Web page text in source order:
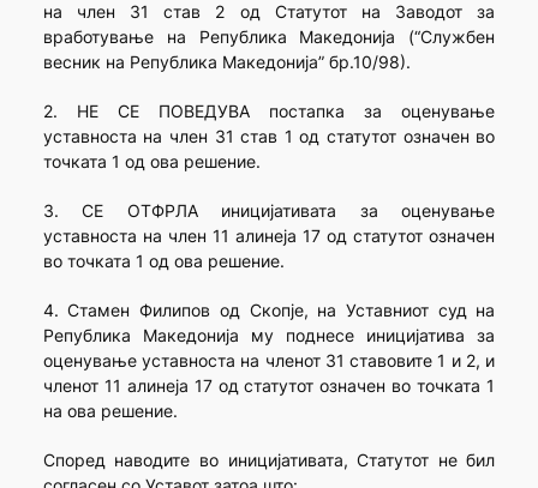
на член 31 став 2 од Статутот на Заводот за
вработување на Република Македонија (“Службен
весник на Република Македонија” бр.10/98).
2. НЕ СЕ ПОВЕДУВА постапка за оценување
уставноста на член 31 став 1 од статутот означен во
точката 1 од ова решение.
3. СЕ ОТФРЛА иницијативата за оценување
уставноста на член 11 алинеја 17 од статутот означен
во точката 1 од ова решение.
4. Стамен Филипов од Скопје, на Уставниот суд на
Република Македонија му поднесе иницијатива за
оценување уставноста на членот 31 ставовите 1 и 2, и
членот 11 алинеја 17 од статутот означен во точката 1
на ова решение.
Според наводите во иницијативата, Статутот не бил